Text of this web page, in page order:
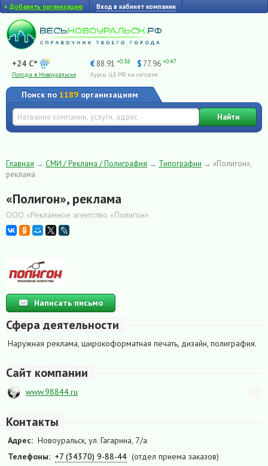
+ Добавить организацию Вход в кабинет компании
+24 C°
Погода в Новоуральске
€ 88.91 +0.38 $ 77.96 +0.47
Курсы ЦБ РФ на сегодня
Поиск по 1189 организациям
Найти
Главная → СМИ / Реклама / Полиграфия → Типографии → «Полигон»,
реклама
«Полигон», реклама
ООО «Рекламное агентство «Полигон»
Написать письмо
Сфера деятельности
Наружная реклама, широкоформатная печать, дизайн, полиграфия.
Сайт компании
www.98844.ru
Контакты
Адрес: Новоуральск, ул. Гагарина, 7/а
Телефоны: +7 (34370) 9-88-44 (отдел приема заказов)